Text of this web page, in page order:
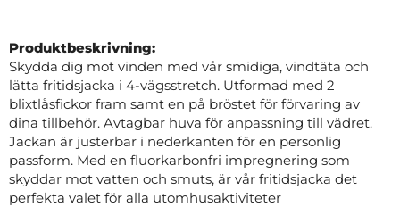
Produktbeskrivning:
Skydda dig mot vinden med vår smidiga, vindtäta och
lätta fritidsjacka i 4-vägsstretch. Utformad med 2
blixtlåsfickor fram samt en på bröstet för förvaring av
dina tillbehör. Avtagbar huva för anpassning till vädret.
Jackan är justerbar i nederkanten för en personlig
passform. Med en fluorkarbonfri impregnering som
skyddar mot vatten och smuts, är vår fritidsjacka det
perfekta valet för alla utomhusaktiviteter